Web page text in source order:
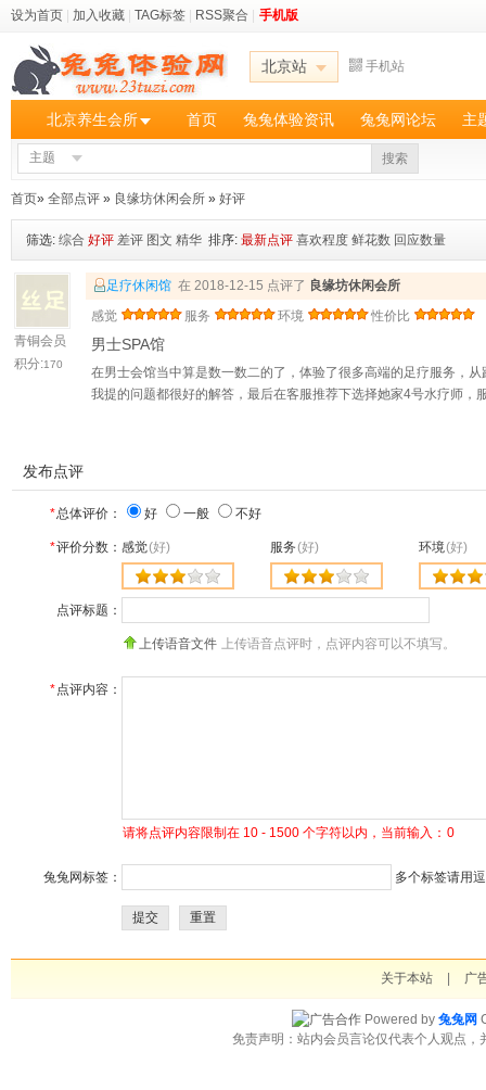
设为首页 加入收藏 TAG标签 RSS聚合 手机版
北京站 手机站
北京养生会所 首页 兔兔体验资讯 兔兔网论坛 主
主题 搜索
首页» 全部点评 » 良缘坊休闲会所 » 好评
筛选: 综合 好评 差评 图文 精华 排序: 最新点评 喜欢程度 鲜花数 回应数量
青铜会员
积分:170
足疗休闲馆 在 2018-12-15 点评了 良缘坊休闲会所
感觉
服务 环境 性价比
男士SPA馆
在男士会馆当中算是数一数二的了，体验了很多高端的足疗服务，
我提的问题都很好的解答，最后在客服推荐下选择她家4号水疗师，
发布点评
*总体评价： 好 一般 不好
*评价分数： 感觉(好) 服务(好) 环境(好)
点评标题：
上传语音文件 上传语音点评时，点评内容可以不填写。
*点评内容：
请将点评内容限制在 10 - 1500 个字符以内，当前输入： 0
兔兔网标签： 多个标签请用
提交 重置
关于本站 广
Powered by 兔兔网
免责声明：站内会员言论仅代表个人观点